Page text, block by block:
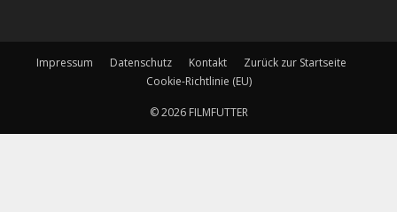
Impressum Datenschutz Kontakt
Zurück zur Startseite
Cookie-Richtlinie (EU)
© 2026 FILMFUTTER